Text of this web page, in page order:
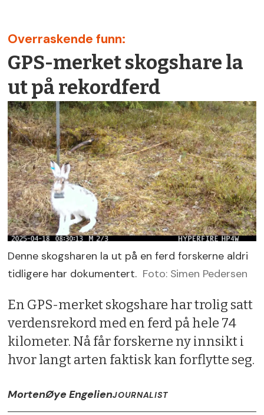
Overraskende funn:
GPS-merket skogshare la
ut på rekordferd
Denne skogsharen la ut på en ferd forskerne aldri
tidligere har dokumentert. Foto: Simen Pedersen
En GPS-merket skogshare har trolig satt
verdensrekord med en ferd på hele 74
kilometer. Nå får forskerne ny innsikt i
hvor langt arten faktisk kan forflytte seg.
MortenØye EngelienJOURNALIST